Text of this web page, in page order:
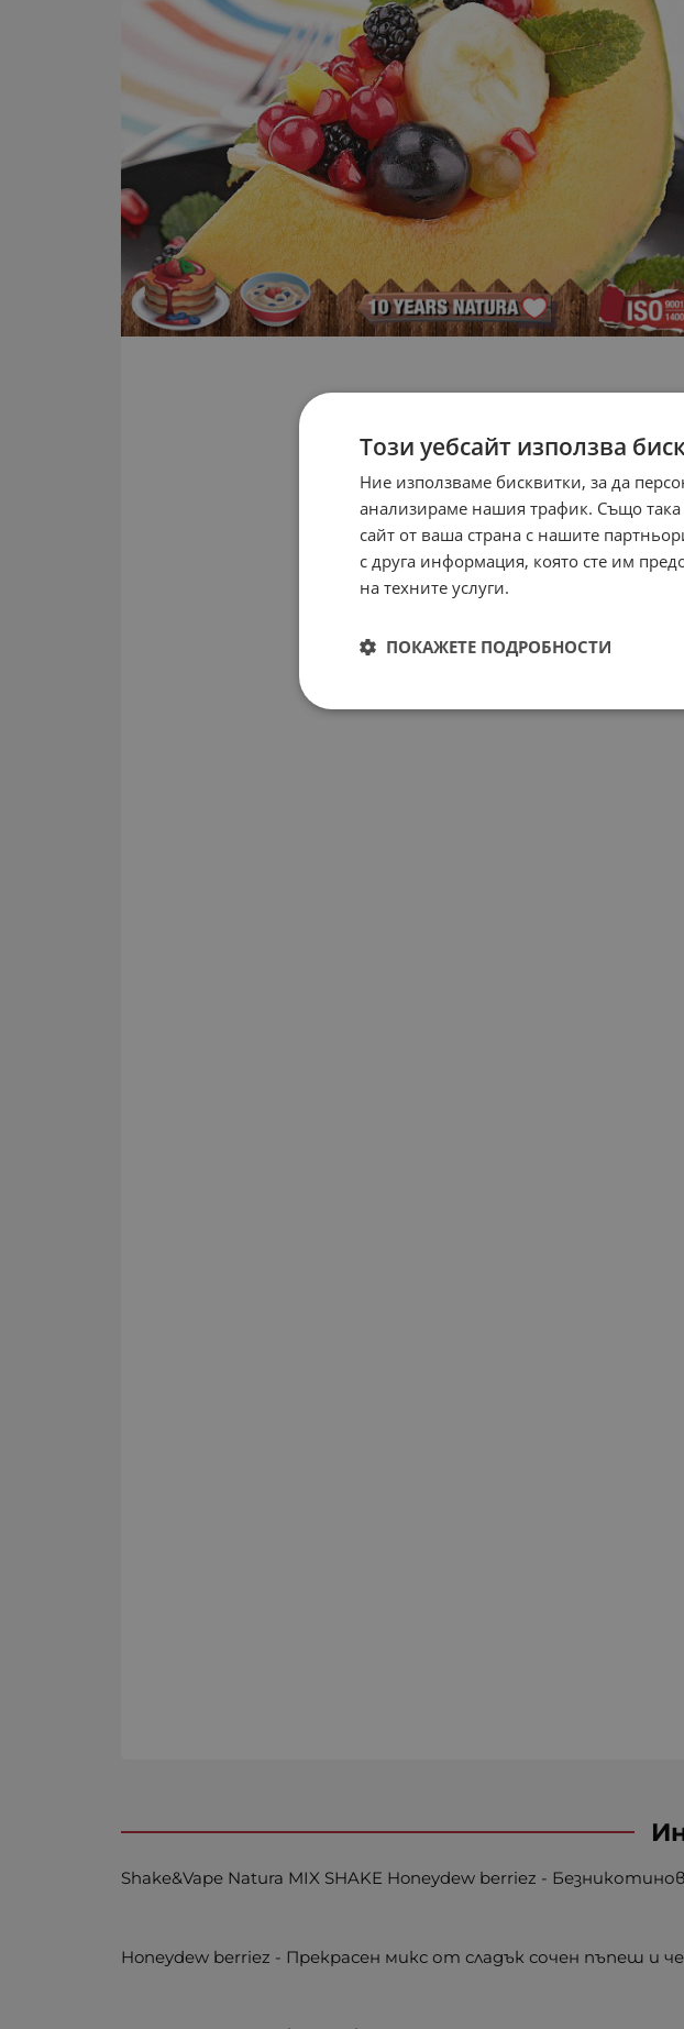
Shake&Vape Natura MIX SHAKE Honeydew berriez -
Honeydew berriez - Прекрасен микс от сладък сочен пъпеш и
Този уебсайт използва
Ние използваме бисквитки, за да
анализираме нашия трафик. Също
сайт от ваша страна с нашите
с друга информация, която сте им
на техните услуги.
ПОКАЖЕТЕ ПОДРОБНОСТИ